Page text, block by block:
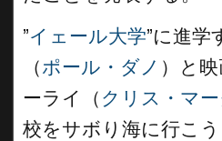
”イェール大学”に進学
（ポール・ダノ ）と
ーライ（ クリス・マ
校をサボり海に行こ